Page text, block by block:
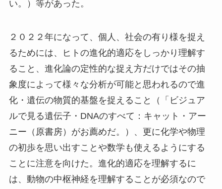
い。）等があった。
２０２２年になって、個人、社会の有り様を捉え
るためには、ヒトの進化的適応をしっかり理解す
ること、進化論の定性的な捉え方だけではその抽
象度によって様々な分析が可能と思われるので進
化・遺伝の物質的基盤を捉えること（「ビジュア
ルで見る遺伝子・DNAのすべて：キャット・アー
ニー（原書房）がお薦めだ。）、更に化学や物理
の初歩を思い出すことや数学も使えるようにする
ことに注意を向けた。進化的適応を理解するに
は、動物の中枢神経を理解することが必須なので